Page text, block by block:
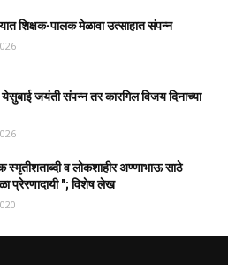
शिक्षक-पालक मेळावा उत्साहात संपन्न
जयंती संपन्न तर कारगिल विजय दिनाच्या
स्मृतीशताब्दी व लोकशाहीर अण्णाभाऊ साठे
प्रेरणादायी "; विशेष लेख